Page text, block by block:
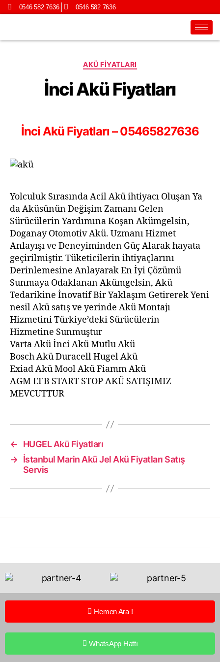
0546 582 7636 0546 582 7636
AKÜ FIYATLARI
İnci Akü Fiyatları
İnci Akü Fiyatları – 05465827636
Yolculuk Sırasında Acil Akü ihtiyacı Oluşan Ya
da Aküsünün Değişim Zamanı Gelen
Sürücülerin Yardımına Koşan Akümgelsin,
Doganay Otomotiv Akü. Uzmanı Hizmet
Anlayışı ve Deneyiminden Güç Alarak hayata
geçirilmiştir. Tüketicilerin ihtiyaçlarını
Derinlemesine Anlayarak En İyi Çözümü
Sunmaya Odaklanan Akümgelsin, Akü
Tedarikine İnovatif Bir Yaklaşım Getirerek Yeni
nesil Akü satış ve yerinde Akü Montajı
Hizmetini Türkiye’deki Sürücülerin
Hizmetine Sunmuştur
Varta Akü İnci Akü Mutlu Akü
Bosch Akü Duracell Hugel Akü
Exiad Akü Mool Akü Fiamm Akü
AGM EFB START STOP AKÜ SATIŞIMIZ
MEVCUTTUR
←
HUGEL Akü Fiyatları
→ İstanbul Marin Akü Jel Akü Fiyatları Satış
Servis
Hemen Ara !
WhatsApp Hattı